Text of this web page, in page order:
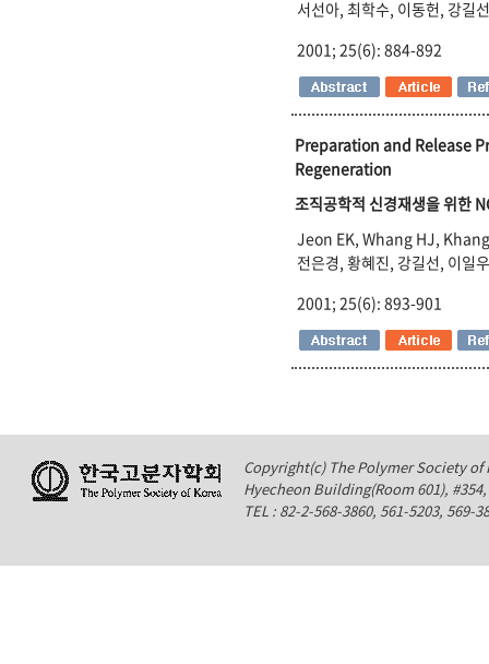
서선아, 최학수, 이동헌, 강길
2001; 25(6): 884-892
Preparation and Release
Regeneration
조직공학적 신경재생을 위한
Jeon EK, Whang HJ,
전은경, 황혜진, 강길선, 이일
2001; 25(6): 893-901
Copyright(c) The Polymer Society of
Hyecheon Building(Room 601),
TEL : 82-2-568-3860, 561-5203,